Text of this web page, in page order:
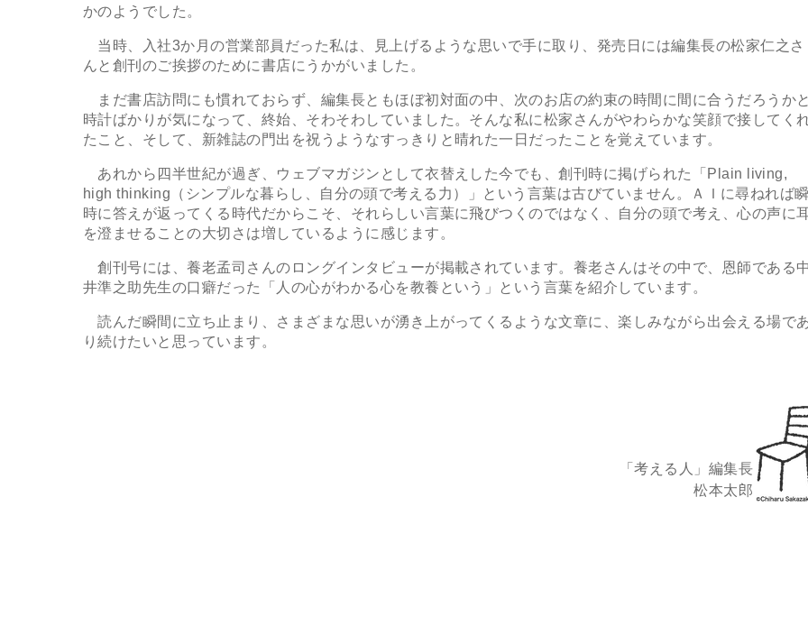
かのようでした。
当時、入社3か月の営業部員だった私は、見上げるような思いで手に取り、発売日には編集長の松家仁之さ
んと創刊のご挨拶のために書店にうかがいました。
まだ書店訪問にも慣れておらず、編集長ともほぼ初対面の中、次のお店の約束の時間に間に合うだろうか
時計ばかりが気になって、終始、そわそわしていました。そんな私に松家さんがやわらかな笑顔で接してく
たこと、そして、新雑誌の門出を祝うようなすっきりと晴れた一日だったことを覚えています。
あれから四半世紀が過ぎ、ウェブマガジンとして衣替えした今でも、創刊時に掲げられた「Plain living,
high thinking（シンプルな暮らし、自分の頭で考える力）」という言葉は古びていません。ＡＩに尋ねれば
時に答えが返ってくる時代だからこそ、それらしい言葉に飛びつくのではなく、自分の頭で考え、心の声に
を澄ませることの大切さは増しているように感じます。
創刊号には、養老孟司さんのロングインタビューが掲載されています。養老さんはその中で、恩師である
井準之助先生の口癖だった「人の心がわかる心を教養という」という言葉を紹介しています。
読んだ瞬間に立ち止まり、さまざまな思いが湧き上がってくるような文章に、楽しみながら出会える場で
り続けたいと思っています。
「考える人」編集長
松本太郎